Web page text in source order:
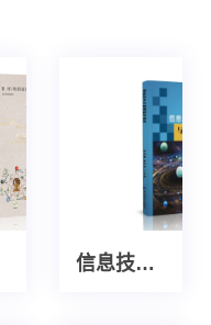
信息技术与物理教学探究